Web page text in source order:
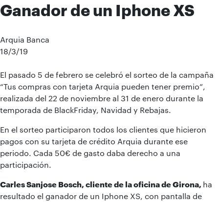
Ganador de un Iphone XS
Arquia Banca
18/3/19
El pasado 5 de febrero se celebró el sorteo de la campaña
“Tus compras con tarjeta Arquia pueden tener premio”,
realizada del 22 de noviembre al 31 de enero durante la
temporada de BlackFriday, Navidad y Rebajas.
En el sorteo participaron todos los clientes que hicieron
pagos con su tarjeta de crédito Arquia durante ese
periodo. Cada 50€ de gasto daba derecho a una
participación.
Carles Sanjose Bosch, cliente de la oficina de Girona, ha
resultado el ganador de un Iphone XS, con pantalla de